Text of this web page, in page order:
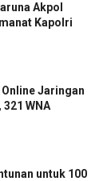
Akpol
Kapolri
Jaringan
WNA
untuk 100